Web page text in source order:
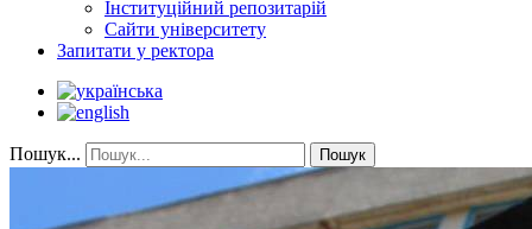
Інституційний репозитарій
Сайти університету
Запитати у ректора
Пошук... Пошук